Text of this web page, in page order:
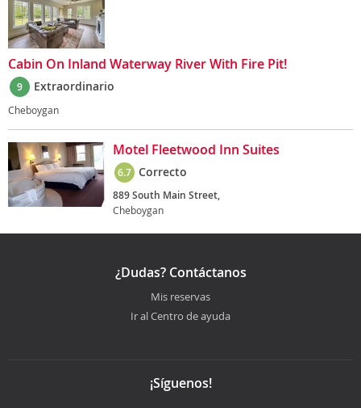
Cabin On Inland Waterway River With Fire Pit!
9 Extraordinario
Cheboygan
Motel Fleetwood Inn Suites
6.7 Correcto
889 South Main Street,
Cheboygan
¿Dudas? Contáctanos
Mis reservas
Ir al Centro de ayuda
¡Síguenos!